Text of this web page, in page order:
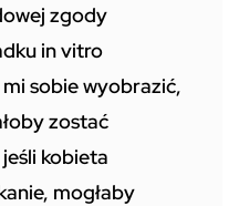
zgody
in vitro
sobie wyobrazić,
zostać
kobieta
mogłaby